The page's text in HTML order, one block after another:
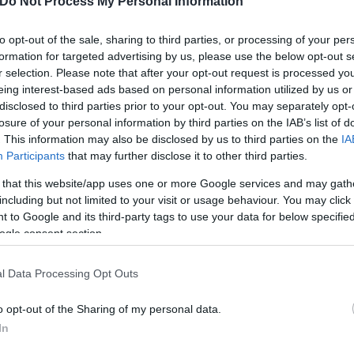
opt-out of the sale, sharing to third parties, or processing of your
for targeted advertising by us, please use the below opt-out
selection. Please note that after your opt-out request is processed
interest-based ads based on personal information utilized by us
to third parties prior to your opt-out. You may separately
of your personal information by third parties on the IAB’s list of
This information may also be disclosed by us to third parties on the
Participants that may further disclose it to other third parties.
that this website/app uses one or more Google services and may
but not limited to your visit or usage behaviour. You may
to Google and its third-party tags to use your data for below
consent section.
Data Processing Opt Outs
opt-out of the Sharing of my personal data.
2027.https://t.co/absTPdpX2c
αφορά την ενίσχυσή του στη μεσαία
την πατρίδα του για χάρη της ομάδας του
Μπράγκα.